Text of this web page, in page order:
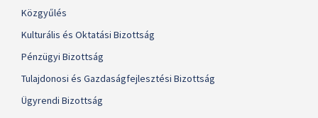
Közgyűlés
Kulturális és Oktatási Bizottság
Pénzügyi Bizottság
Tulajdonosi és Gazdaságfejlesztési Bizottság
Ügyrendi Bizottság